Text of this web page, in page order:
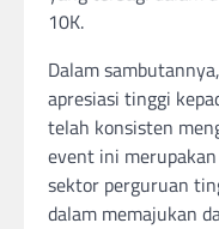
10K.
Dalam
apresiasi tinggi
telah konsisten
event ini
sektor perguruan
dalam memajukan